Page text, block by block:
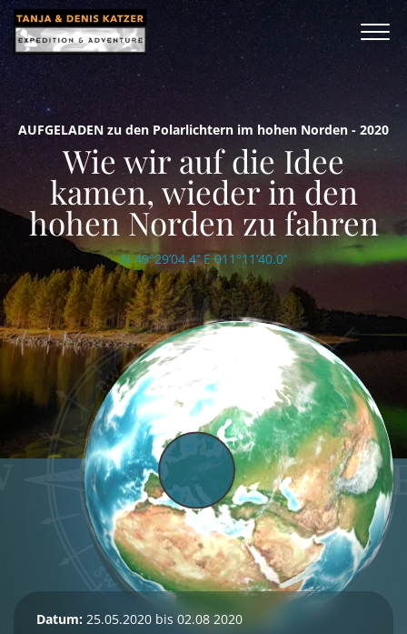
AUFGELADEN zu den Polarlichtern im hohen Norden - 2020
Wie wir auf die Idee
kamen, wieder in den
hohen Norden zu fahren
N 49°29’04.4’’ E 011°11’40.0’’
Datum: 25.05.2020 bis 02.08 2020